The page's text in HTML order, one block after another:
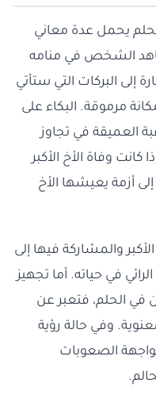
يحمل عدة معاني
شاهد الشخص في منامه
إلى البركات التي ستأتي
مرموقة. البكاء على
العميقة في تجاوز
كانت وفاة الأخ الأكبر
أزمة يعيشها الأخ
والمشاركة فيها إلى
في حياته. أما تجهيز
في الحلم، فتعبر عن
وفي حالة رؤية
الصعوبات